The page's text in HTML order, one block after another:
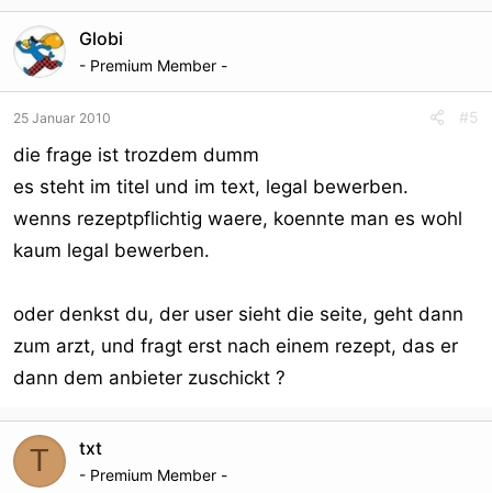
Globi
- Premium Member -
25 Januar 2010 #5
die frage ist trozdem dumm
es steht im titel und im text, legal bewerben.
wenns rezeptpflichtig waere, koennte man es wohl
kaum legal bewerben.
oder denkst du, der user sieht die seite, geht dann
zum arzt, und fragt erst nach einem rezept, das er
dann dem anbieter zuschickt ?
T txt
- Premium Member -